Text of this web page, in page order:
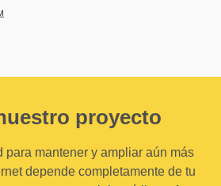
proyecto
para mantener y ampliar aún más
depende completamente de tu